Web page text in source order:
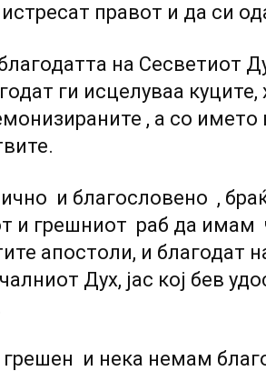
правот и да си
на Сесветиот
ги исцелуваа куците,
, а со
и благословено ,
и грешниот раб да имам
апостоли, и благодат
Дух, јас кој бев
и нека немам